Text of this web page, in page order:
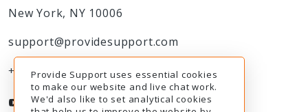
New York, NY 10006
support@providesupport.com
+1-888-777-9930
Provide Support uses essential cookies
to make our website and live chat work.
We'd also like to set analytical cookies